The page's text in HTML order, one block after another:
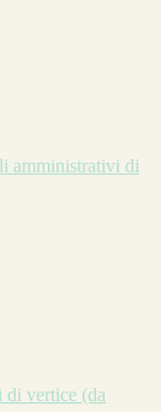
amministrativi di
di vertice (da